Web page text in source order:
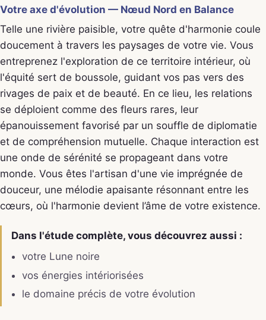
Votre axe d'évolution — Nœud Nord en Balance
Telle une rivière paisible, votre quête d'harmonie coule
doucement à travers les paysages de votre vie. Vous
entreprenez l'exploration de ce territoire intérieur, où
l'équité sert de boussole, guidant vos pas vers des
rivages de paix et de beauté. En ce lieu, les relations
se déploient comme des fleurs rares, leur
épanouissement favorisé par un souffle de diplomatie
et de compréhension mutuelle. Chaque interaction est
une onde de sérénité se propageant dans votre
monde. Vous êtes l'artisan d'une vie imprégnée de
douceur, une mélodie apaisante résonnant entre les
cœurs, où l'harmonie devient l’âme de votre existence.
Dans l'étude complète, vous découvrez aussi :
votre Lune noire
vos énergies intériorisées
le domaine précis de votre évolution